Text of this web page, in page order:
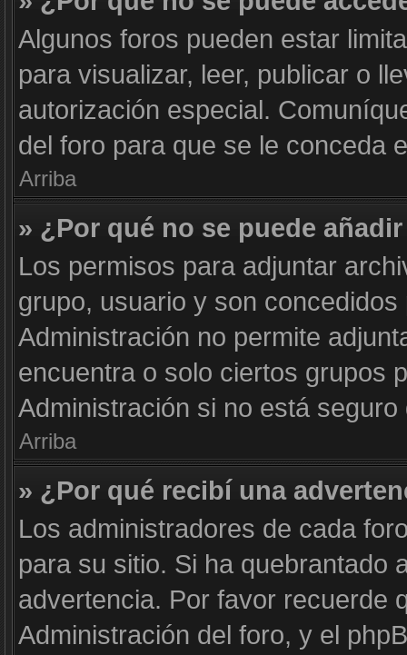
Algunos foros pueden estar
para visualizar, leer, publicar o
autorización especial.
del foro para que se le conceda
Arriba
» ¿Por qué no se puede
Los permisos para adjuntar
grupo, usuario y son
Administración no permite
encuentra o solo ciertos grupos
Administración si no está
Arriba
» ¿Por qué recibí una
Los administradores de cada
para su sitio. Si ha quebrantado
advertencia. Por favor recuerde
Administración del foro, y el